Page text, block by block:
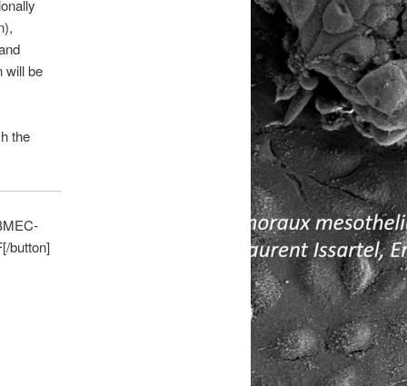
will be
the
button]